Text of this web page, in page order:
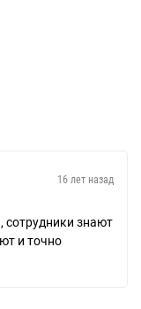
16 лет назад
сотрудники знают
и точно